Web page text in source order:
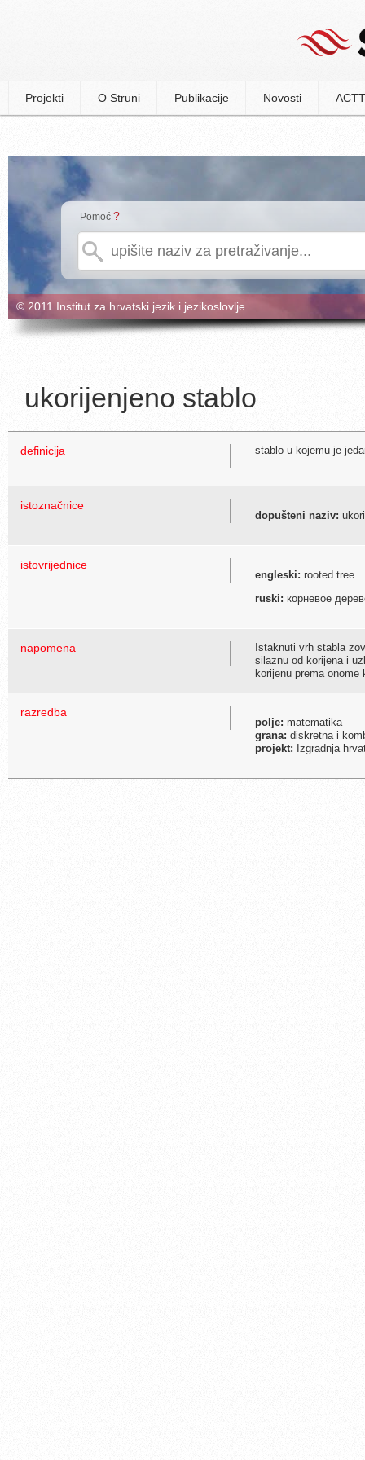
Projekti O Struni Publikacije Novosti
Pomoć ?
© 2011 Institut za hrvatski jezik i jezikoslovlje
ukorijenjeno stablo
definicija stablo u kojemu je
istoznačnice
dopušteni naziv:
istovrijednice
engleski: rooted tree
ruski: корневое
napomena
Istaknuti vrh stabla
silaznu od korijena i
korijenu prema
razredba
polje: matematika
grana: diskretna i
projekt: Izgradnja